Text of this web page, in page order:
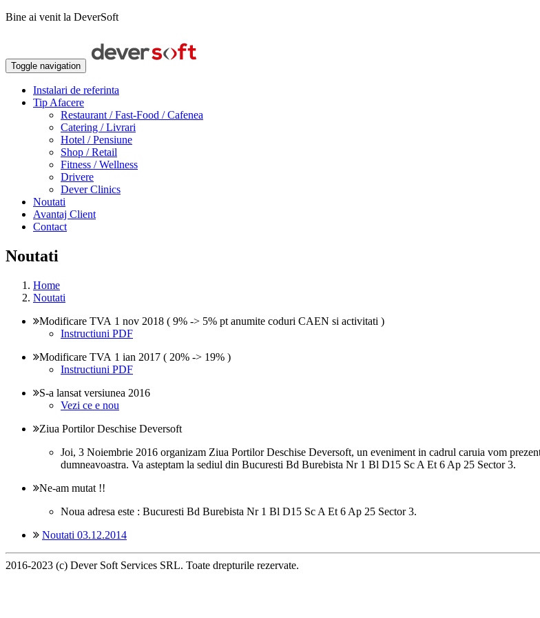
Bine ai venit la DeverSoft
Toggle navigation
Instalari de referinta
Tip Afacere
Restaurant / Fast-Food / Cafenea
Catering / Livrari
Hotel / Pensiune
Shop / Retail
Fitness / Wellness
Drivere
Dever Clinics
Noutati
Avantaj Client
Contact
Noutati
Home
Noutati
Modificare TVA 1 nov 2018 ( 9% -> 5% pt anumite coduri CAEN si activitati )
Instructiuni PDF
Modificare TVA 1 ian 2017 ( 20% -> 19% )
Instructiuni PDF
S-a lansat versiunea 2016
Vezi ce e nou
Ziua Portilor Deschise Deversoft
Joi, 3 Noiembrie 2016 organizam Ziua Portilor Deschise Deversoft, un eveniment in cadrul caruia vom
dumneavoastra. Va asteptam la sediul din Bucuresti Bd Burebista Nr 1 Bl D15 Sc A Et 6 Ap 25 Sector 3.
Ne-am mutat !!
Noua adresa este : Bucuresti Bd Burebista Nr 1 Bl D15 Sc A Et 6 Ap 25 Sector 3.
Noutati 03.12.2014
2016-2023 (c) Dever Soft Services SRL. Toate drepturile rezervate.